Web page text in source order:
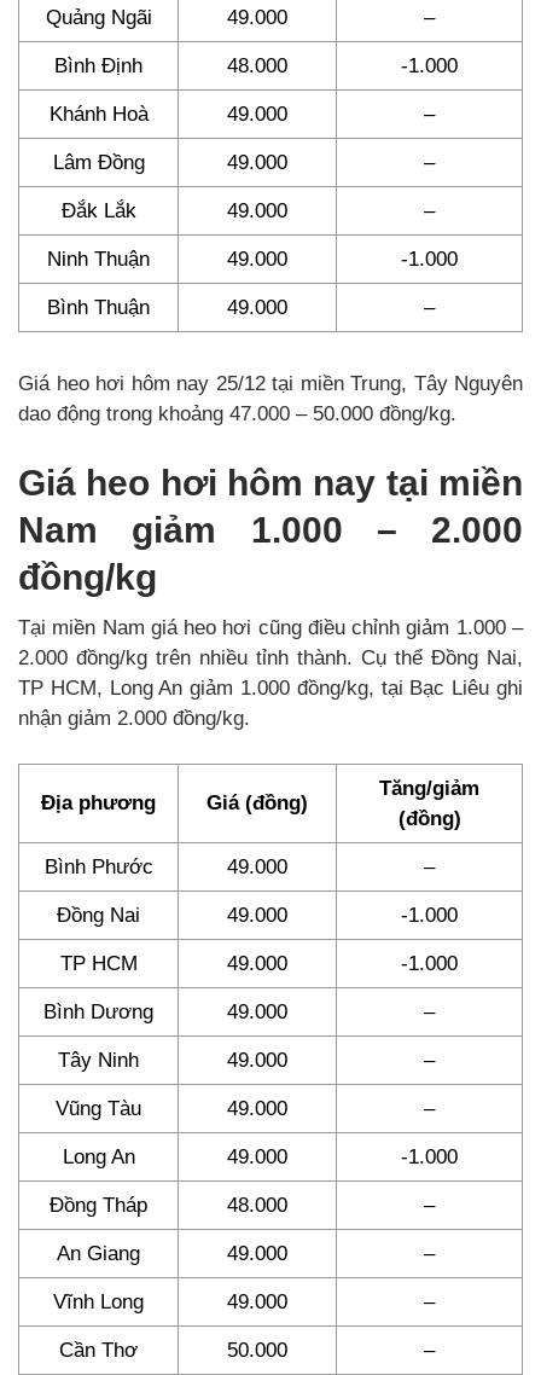
Quảng Ngãi 49.000 –
Bình Định 48.000 -1.000
Khánh Hoà 49.000 –
Lâm Đồng 49.000 –
Đắk Lắk 49.000 –
Ninh Thuận 49.000 -1.000
Bình Thuận 49.000 –
Giá heo hơi hôm nay 25/12 tại miền Trung, Tây Nguyên
dao động trong khoảng 47.000 – 50.000 đồng/kg.
Giá heo hơi hôm nay tại miền
Nam giảm 1.000 – 2.000
đồng/kg
Tại miền Nam giá heo hơi cũng điều chỉnh giảm 1.000 –
2.000 đồng/kg trên nhiều tỉnh thành. Cụ thể Đồng Nai,
TP HCM, Long An giảm 1.000 đồng/kg, tại Bạc Liêu ghi
nhận giảm 2.000 đồng/kg.
Địa phương Giá (đồng)
Tăng/giảm
(đồng)
Bình Phước 49.000 –
Đồng Nai 49.000 -1.000
TP HCM 49.000 -1.000
Bình Dương 49.000 –
Tây Ninh 49.000 –
Vũng Tàu 49.000 –
Long An 49.000 -1.000
Đồng Tháp 48.000 –
An Giang 49.000 –
Vĩnh Long 49.000 –
Cần Thơ 50.000 –